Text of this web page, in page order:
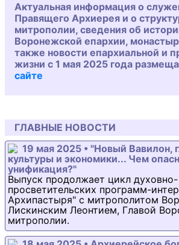
Актуальная информация о
Правящего Архиерея и о
митрополии, сведения об
Воронежской епархии,
также новости епархиальной и
жизни с 1 мая 2025 года
сайте
ГЛАВНЫЕ НОВОСТИ
19 мая 2025 • "Новый Вавилон,
культуры и экономики... Чем
унификация?"
Выпуск продолжает цикл духовно-
просветительских программ-
Архипастыря" с митрополитом
Лискинским Леонтием, Главой
митрополии.